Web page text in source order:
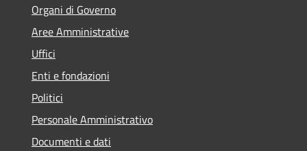
Organi di Governo
Aree Amministrative
Uffici
Enti e fondazioni
Politici
Personale Amministrativo
Documenti e dati